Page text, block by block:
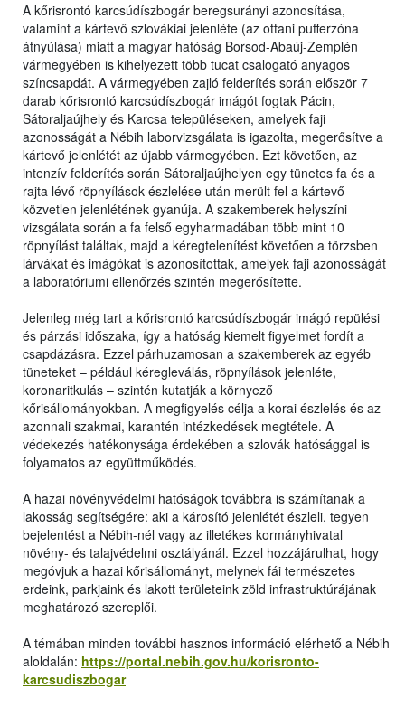
A kőrisrontó karcsúdíszbogár beregsurányi azonosítása,
valamint a kártevő szlovákiai jelenléte (az ottani pufferzóna
átnyúlása) miatt a magyar hatóság Borsod-Abaúj-Zemplén
vármegyében is kihelyezett több tucat csalogató anyagos
színcsapdát. A vármegyében zajló felderítés során először 7
darab kőrisrontó karcsúdíszbogár imágót fogtak Pácin,
Sátoraljaújhely és Karcsa településeken, amelyek faji
azonosságát a Nébih laborvizsgálata is igazolta, megerősítve a
kártevő jelenlétét az újabb vármegyében. Ezt követően, az
intenzív felderítés során Sátoraljaújhelyen egy tünetes fa és a
rajta lévő röpnyílások észlelése után merült fel a kártevő
közvetlen jelenlétének gyanúja. A szakemberek helyszíni
vizsgálata során a fa felső egyharmadában több mint 10
röpnyílást találtak, majd a kéregtelenítést követően a törzsben
lárvákat és imágókat is azonosítottak, amelyek faji azonosságát
a laboratóriumi ellenőrzés szintén megerősítette.
Jelenleg még tart a kőrisrontó karcsúdíszbogár imágó repülési
és párzási időszaka, így a hatóság kiemelt figyelmet fordít a
csapdázásra. Ezzel párhuzamosan a szakemberek az egyéb
tüneteket – például kéregleválás, röpnyílások jelenléte,
koronaritkulás – szintén kutatják a környező
kőrisállományokban. A megfigyelés célja a korai észlelés és az
azonnali szakmai, karantén intézkedések megtétele. A
védekezés hatékonysága érdekében a szlovák hatósággal is
folyamatos az együttműködés.
A hazai növényvédelmi hatóságok továbbra is számítanak a
lakosság segítségére: aki a károsító jelenlétét észleli, tegyen
bejelentést a Nébih-nél vagy az illetékes kormányhivatal
növény- és talajvédelmi osztályánál. Ezzel hozzájárulhat, hogy
megóvjuk a hazai kőrisállományt, melynek fái természetes
erdeink, parkjaink és lakott területeink zöld infrastruktúrájának
meghatározó szereplői.
A témában minden további hasznos információ elérhető a Nébih
aloldalán: https://portal.nebih.gov.hu/korisronto-
karcsudiszbogar